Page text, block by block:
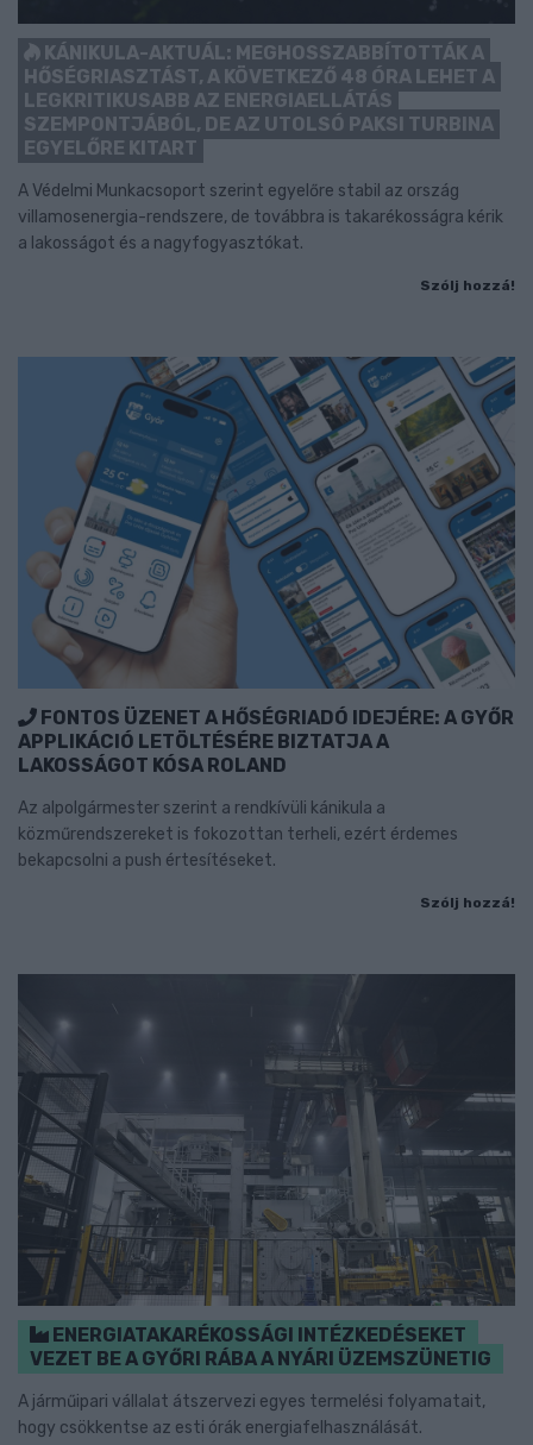
KÁNIKULA-AKTUÁL: MEGHOSSZABBÍTOTTÁK A
HŐSÉGRIASZTÁST, A KÖVETKEZŐ 48 ÓRA LEHET A
LEGKRITIKUSABB AZ ENERGIAELLÁTÁS
SZEMPONTJÁBÓL, DE AZ UTOLSÓ PAKSI TURBINA
EGYELŐRE KITART
A Védelmi Munkacsoport szerint egyelőre stabil az ország
villamosenergia-rendszere, de továbbra is takarékosságra kérik
a lakosságot és a nagyfogyasztókat.
Szólj hozzá!
FONTOS ÜZENET A HŐSÉGRIADÓ IDEJÉRE: A GYŐR
APPLIKÁCIÓ LETÖLTÉSÉRE BIZTATJA A
LAKOSSÁGOT KÓSA ROLAND
Az alpolgármester szerint a rendkívüli kánikula a
közműrendszereket is fokozottan terheli, ezért érdemes
bekapcsolni a push értesítéseket.
Szólj hozzá!
ENERGIATAKARÉKOSSÁGI INTÉZKEDÉSEKET
VEZET BE A GYŐRI RÁBA A NYÁRI ÜZEMSZÜNETIG
A járműipari vállalat átszervezi egyes termelési folyamatait,
hogy csökkentse az esti órák energiafelhasználását.